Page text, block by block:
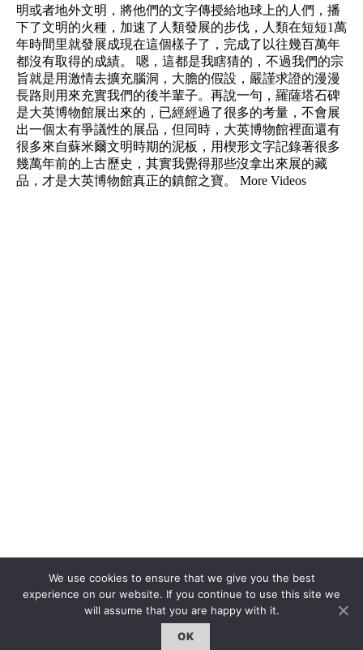
明或者地外文明，將他們的文字傳授給地球上的人們，播
下了文明的火種，加速了人類發展的步伐，人類在短短1萬
年時間里就發展成現在這個樣子了，完成了以往幾百萬年
都沒有取得的成績。 嗯，這都是我瞎猜的，不過我們的宗
旨就是用激情去擴充腦洞，大膽的假設，嚴謹求證的漫漫
長路則用來充實我們的後半輩子。再說一句，羅薩塔石碑
是大英博物館展出來的，已經經過了很多的考量，不會展
出一個太有爭議性的展品，但同時，大英博物館裡面還有
很多來自蘇米爾文明時期的泥板，用楔形文字記錄著很多
幾萬年前的上古歷史，其實我覺得那些沒拿出來展的藏
品，才是大英博物館真正的鎮館之寶。 More Videos
We use cookies to ensure that we give you the best
experience on our website. If you continue to use this site we
will assume that you are happy with it.
OK